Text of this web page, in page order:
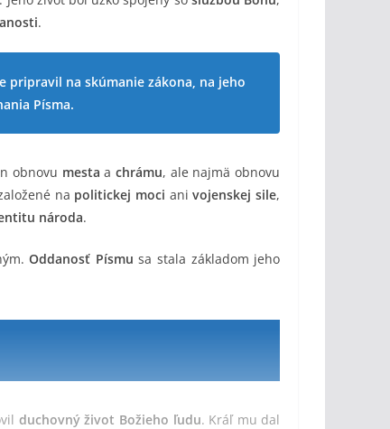
.
pripravil na skúmanie zákona, na jeho
Písma.
obnovu mesta a chrámu, ale najmä obnovu
na politickej moci anivojenskej sile,
národa.
Oddanosť Písmu sa stala základom jeho
duchovný život Božieho ľudu. Kráľ mu dal